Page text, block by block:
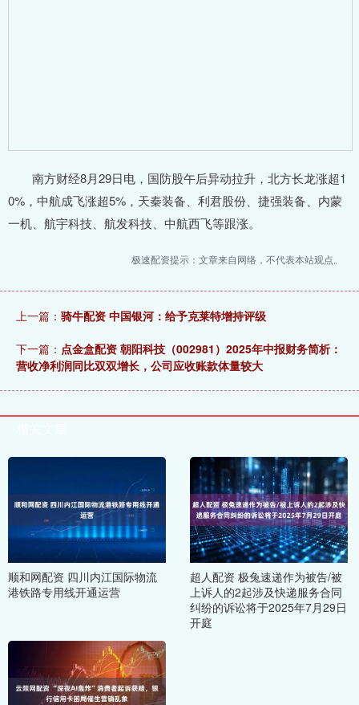
南方财经8月29日电，国防股午后异动拉升，北方长龙涨超1
0%，中航成飞涨超5%，天秦装备、利君股份、捷强装备、内蒙
一机、航宇科技、航发科技、中航西飞等跟涨。
极速配资提示：文章来自网络，不代表本站观点。
上一篇： 骑牛配资 中国银河：给予克莱特增持评级
下一篇： 点金盒配资 朝阳科技（002981）2025年中报财务简析：
营收净利润同比双双增长，公司应收账款体量较大
顺和网配资 四川内江国际物流
港铁路专用线开通运营
超人配资 极兔速递作为被告/被
上诉人的2起涉及快递服务合同
纠纷的诉讼将于2025年7月29日
开庭